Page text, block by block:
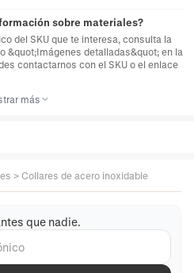
sobre materiales?
del SKU que te interesa, consulta la
&quot;Imágenes detalladas&quot; en la
contactarnos con el SKU o el enlace
más
> Collares de acero inoxidable
que nadie.